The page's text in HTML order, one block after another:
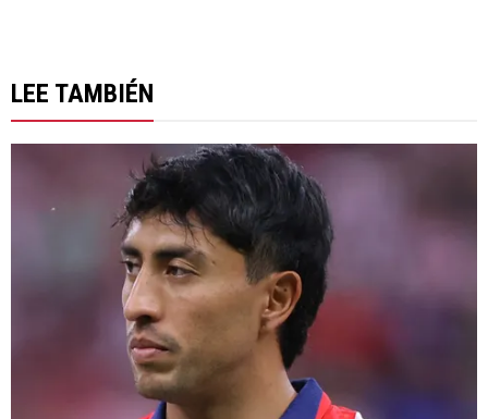
LEE TAMBIÉN